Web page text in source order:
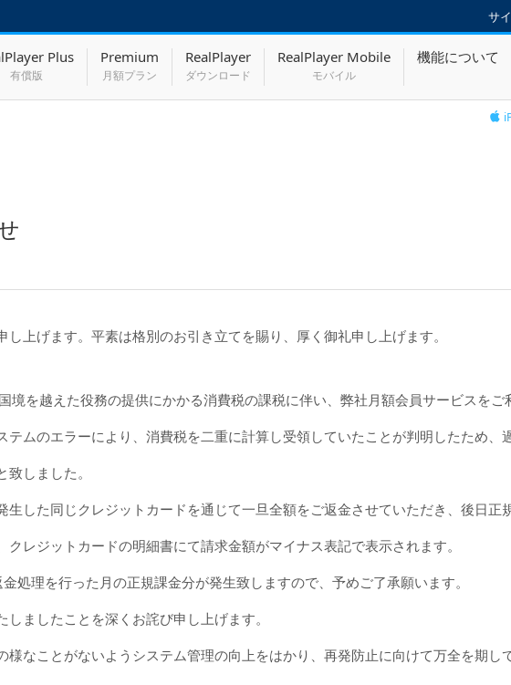
サ
Plus
有償版
Premium
月額プラン
RealPlayer
ダウンロード
RealPlayer Mobile
モバイル
機能について
上げます。平素は格別のお引き立てを賜り、厚く御礼申し上げます。
境を越えた役務の提供にかかる消費税の課税に伴い、弊社月額会員サービスをご
ムのエラーにより、消費税を二重に計算し受領していたことが判明したため、
しました。
生した同じクレジットカードを通じて一旦全額をご返金させていただき、後日正
レジットカードの明細書にて請求金額がマイナス表記で表示されます。
処理を行った月の正規課金分が発生致しますので、予めご了承願います。
ましたことを深くお詫び申し上げます。
なことがないようシステム管理の向上をはかり、再発防止に向けて万全を期し